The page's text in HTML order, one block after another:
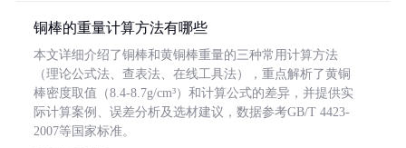
铜棒的重量计算方法有哪些
本文详细介绍了铜棒和黄铜棒重量的三种常用计算方法
（理论公式法、查表法、在线工具法），重点解析了黄铜
棒密度取值（8.4-8.7g/cm³）和计算公式的差异，并提供实
际计算案例、误差分析及选材建议，数据参考GB/T 4423-
2007等国家标准。